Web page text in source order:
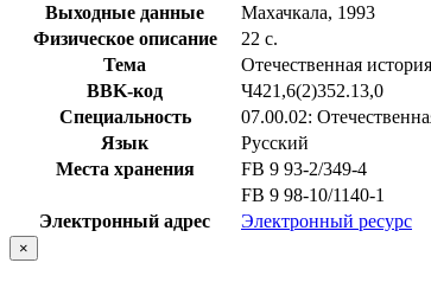
Выходные данные
Махачкала, 1993
Физическое описание
22 с.
Тема
Отечественная история
BBK-код
Ч421,6(2)352.13,0
Специальность
07.00.02:
Язык
Русский
Места хранения
FB 9 93-2/349-4
FB 9 98-10/1140-1
Электронный адрес
Электронный ресурс
×